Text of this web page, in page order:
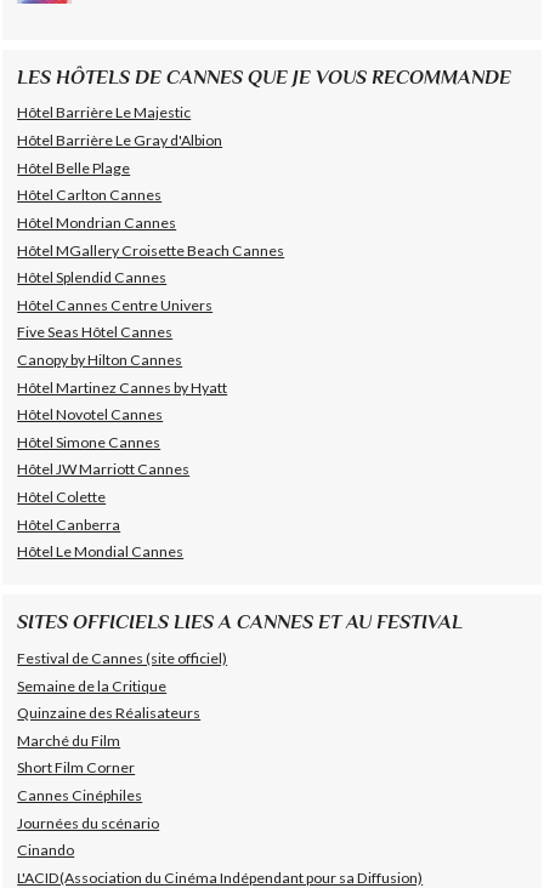
LES HÔTELS DE CANNES QUE JE VOUS RECOMMANDE
Hôtel Barrière Le Majestic
Hôtel Barrière Le Gray d'Albion
Hôtel Belle Plage
Hôtel Carlton Cannes
Hôtel Mondrian Cannes
Hôtel MGallery Croisette Beach Cannes
Hôtel Splendid Cannes
Hôtel Cannes Centre Univers
Five Seas Hôtel Cannes
Canopy by Hilton Cannes
Hôtel Martinez Cannes by Hyatt
Hôtel Novotel Cannes
Hôtel Simone Cannes
Hôtel JW Marriott Cannes
Hôtel Colette
Hôtel Canberra
Hôtel Le Mondial Cannes
SITES OFFICIELS LIES A CANNES ET AU FESTIVAL
Festival de Cannes (site officiel)
Semaine de la Critique
Quinzaine des Réalisateurs
Marché du Film
Short Film Corner
Cannes Cinéphiles
Journées du scénario
Cinando
L'ACID(Association du Cinéma Indépendant pour sa Diffusion)